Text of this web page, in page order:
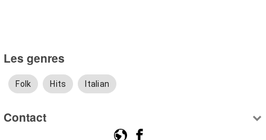
Les genres
Folk Hits Italian
Contact